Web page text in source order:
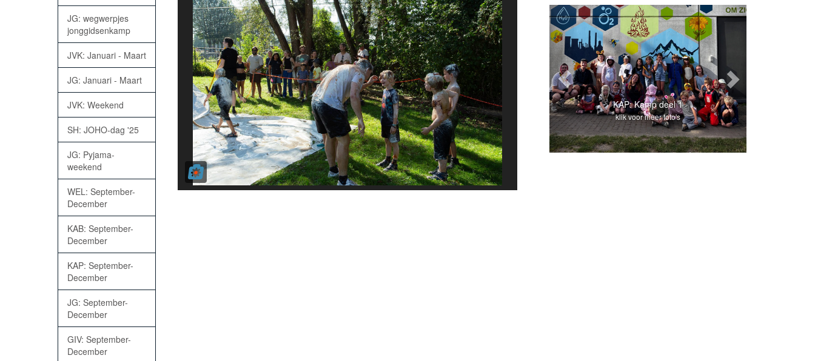
JG: wegwerpjes
jonggidsenkamp
JVK: Januari - Maart
JG: Januari - Maart
JVK: Weekend
SH: JOHO-dag '25
JG: Pyjama-
weekend
WEL: September-
December
KAB: September-
December
KAP: September-
December
JG: September-
December
GIV: September-
December
KAP: Kamp deel 1
klik voor meer foto's